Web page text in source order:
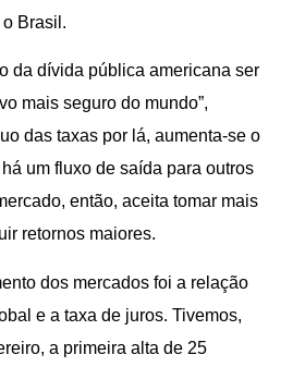
Brasil.
da dívida pública americana ser
mais seguro do mundo”,
das taxas por lá, aumenta-se o
um fluxo de saída para outros
então, aceita tomar mais
retornos maiores.
dos mercados foi a relação
e a taxa de juros. Tivemos,
a primeira alta de 25